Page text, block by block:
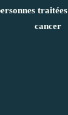
cancer